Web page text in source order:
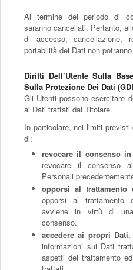
Al termine del periodo di
saranno cancellati. Pertanto,
di accesso, cancellazione,
portabilità dei Dati non
Diritti Dell’Utente Sulla
Sulla Protezione Dei Dati
Gli Utenti possono esercitare
ai Dati trattati dal Titolare.
In particolare, nei limiti
di:
revocare il consenso
revocare il consenso
Personali
opporsi al trattamento
opporsi al trattamento
avviene in virtù di
consenso.
accedere ai propri Dati.
informazioni sui Dati
aspetti del trattamento